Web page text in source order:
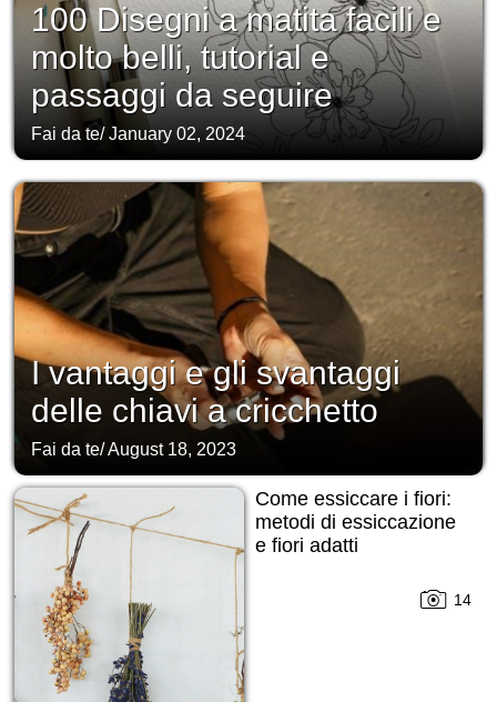
100 Disegni a matita facili e
molto belli, tutorial e
passaggi da seguire
Fai da te/January 02, 2024
I vantaggi e gli svantaggi
delle chiavi a cricchetto
Fai da te/August 18, 2023
Come essiccare i fiori:
metodi di essiccazione
e fiori adatti
14